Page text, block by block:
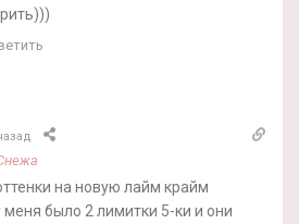
на новую лайм крайм
было 2 лимитки 5-ки и они